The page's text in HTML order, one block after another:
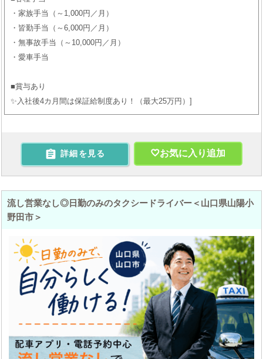
・家族手当（～1,000円／月）
・皆勤手当（～6,000円／月）
・無事故手当（～10,000円／月）
・愛車手当
■賞与あり
✨入社後4カ月間は保証給制度あり！（最大25万円）
 詳細を見る お気に入り追加
流し営業なし◎日勤のみのタクシードライバー＜山口県山陽小
野田市＞